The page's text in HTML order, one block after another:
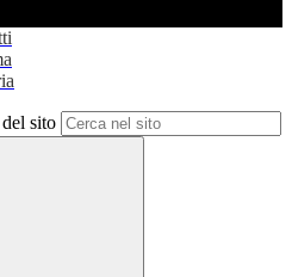
sito